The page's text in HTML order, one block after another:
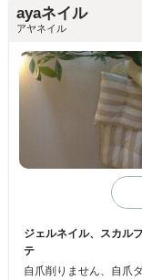
ayaネイル
アヤネイル
ジェルネイル、スカル
テ